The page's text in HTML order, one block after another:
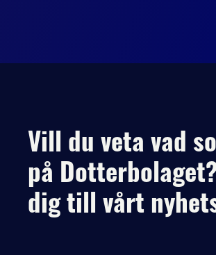
Vill du veta vad
på
dig till vårt